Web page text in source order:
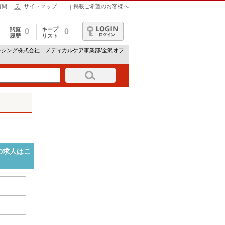
問 サイトマップ 掲載ご希望のお客様へ
閲覧
履歴
0
キープ
リスト
0
ログイン
シング株式会社 メディカルケア事業部/金沢オフ
人はこ